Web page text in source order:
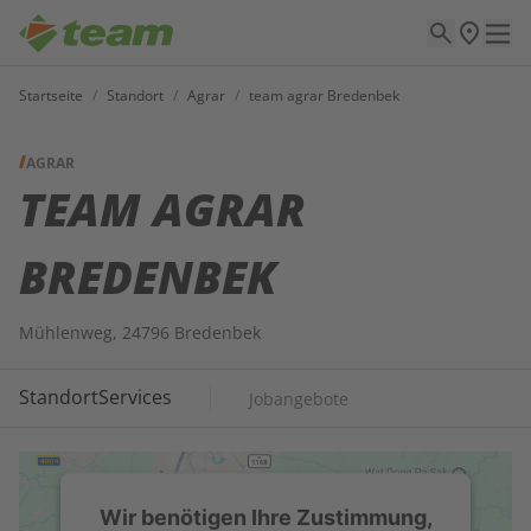
Startseite / Standort / Agrar / team agrar Bredenbek
AGRAR
TEAM AGRAR
BREDENBEK
Mühlenweg, 24796 Bredenbek
StandortServices Jobangebote
Wir benötigen Ihre Zustimmung,